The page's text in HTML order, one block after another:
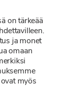
on tärkeää
ja monet
omaan
myös